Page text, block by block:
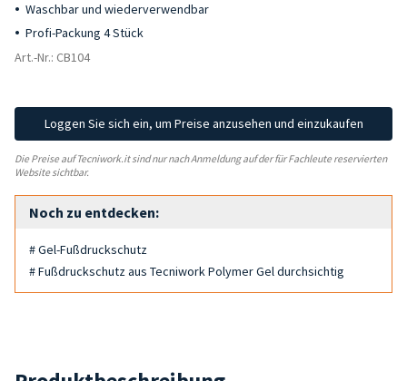
Waschbar und wiederverwendbar
Profi-Packung 4 Stück
Art.-Nr.: CB104
Loggen Sie sich ein, um Preise anzusehen und einzukaufen
Die Preise auf Tecniwork.it sind nur nach Anmeldung auf der für Fachleute reservierten
Website sichtbar.
Noch zu entdecken:
# Gel-Fußdruckschutz
# Fußdruckschutz aus Tecniwork Polymer Gel durchsichtig